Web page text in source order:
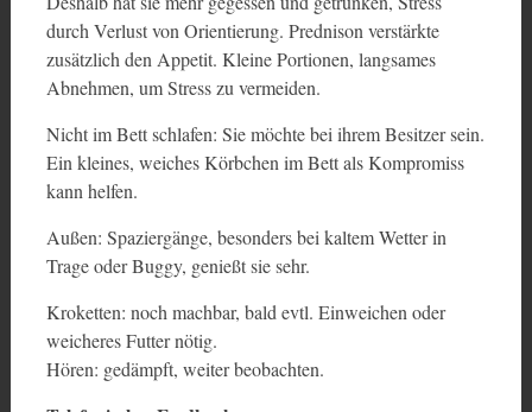
durch Verlust von Orientierung. Prednison verstärkte
zusätzlich den Appetit. Kleine Portionen, langsames
Abnehmen, um Stress zu vermeiden.
Nicht im Bett schlafen: Sie möchte bei ihrem Besitzer sein.
Ein kleines, weiches Körbchen im Bett als Kompromiss
kann helfen.
Außen: Spaziergänge, besonders bei kaltem Wetter in
Trage oder Buggy, genießt sie sehr.
Kroketten: noch machbar, bald evtl. Einweichen oder
weicheres Futter nötig.
Hören: gedämpft, weiter beobachten.